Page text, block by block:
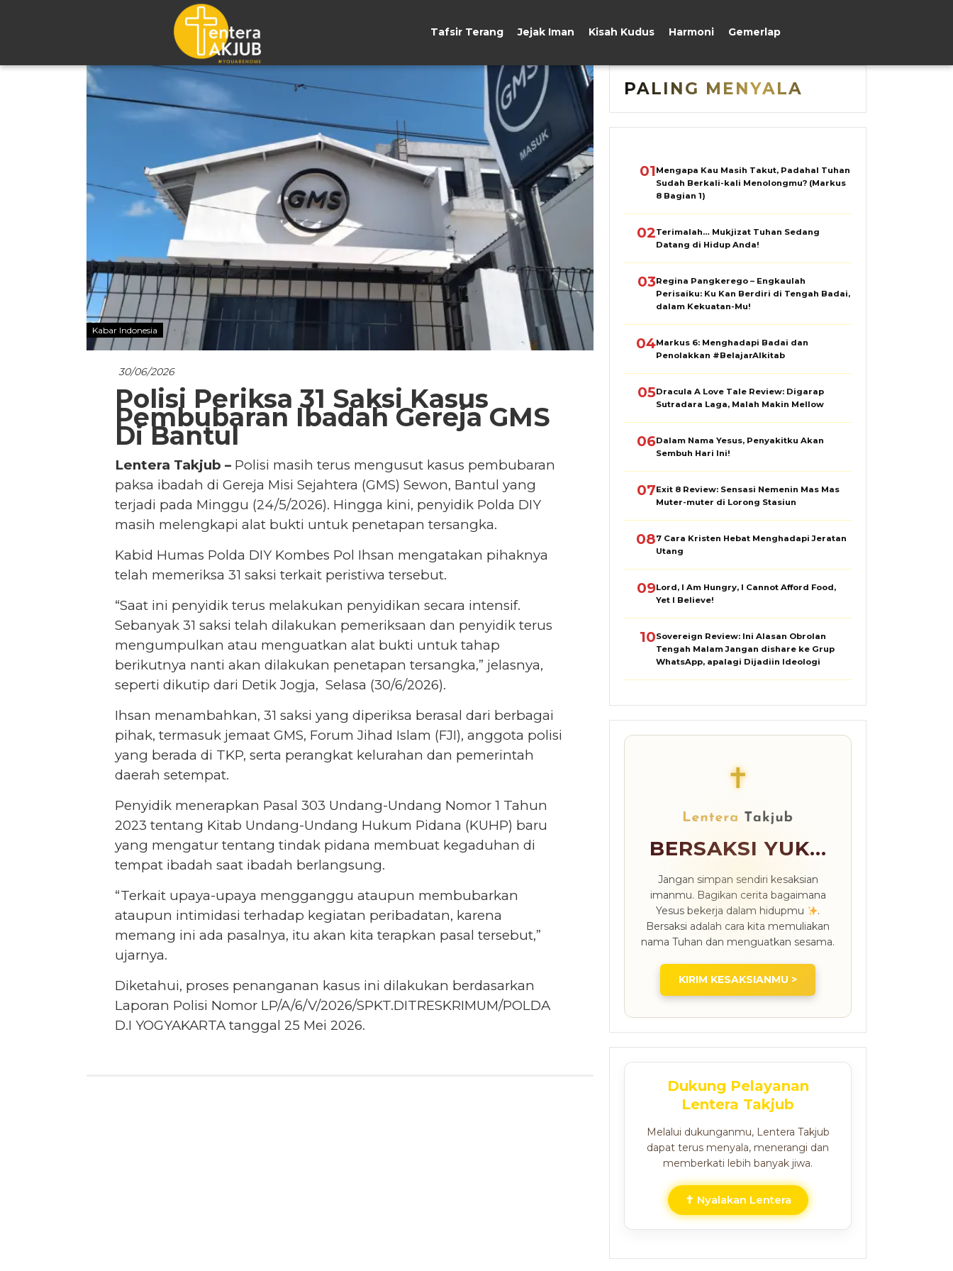
Tafsir Terang Jejak Iman Kisah Kudus Harmoni Gemerlap
Lompat
konten
Kabar Indonesia
30/06/2026
Polisi Periksa 31 Saksi Kasus
Pembubaran Ibadah Gereja GMS
Di Bantul
Lentera Takjub – Polisi masih terus mengusut kasus pembubaran
paksa ibadah di Gereja Misi Sejahtera (GMS) Sewon, Bantul yang
terjadi pada Minggu (24/5/2026). Hingga kini, penyidik Polda DIY
masih melengkapi alat bukti untuk penetapan tersangka.
Kabid Humas Polda DIY Kombes Pol Ihsan mengatakan pihaknya
telah memeriksa 31 saksi terkait peristiwa tersebut.
“Saat ini penyidik terus melakukan penyidikan secara intensif.
Sebanyak 31 saksi telah dilakukan pemeriksaan dan penyidik terus
mengumpulkan atau menguatkan alat bukti untuk tahap
berikutnya nanti akan dilakukan penetapan tersangka,” jelasnya,
seperti dikutip dari Detik Jogja, Selasa (30/6/2026).
Ihsan menambahkan, 31 saksi yang diperiksa berasal dari berbagai
pihak, termasuk jemaat GMS, Forum Jihad Islam (FJI), anggota polisi
yang berada di TKP, serta perangkat kelurahan dan pemerintah
daerah setempat.
Penyidik menerapkan Pasal 303 Undang-Undang Nomor 1 Tahun
2023 tentang Kitab Undang-Undang Hukum Pidana (KUHP) baru
yang mengatur tentang tindak pidana membuat kegaduhan di
tempat ibadah saat ibadah berlangsung.
“Terkait upaya-upaya mengganggu ataupun membubarkan
ataupun intimidasi terhadap kegiatan peribadatan, karena
memang ini ada pasalnya, itu akan kita terapkan pasal tersebut,”
ujarnya.
Diketahui, proses penanganan kasus ini dilakukan berdasarkan
Laporan Polisi Nomor LP/A/6/V/2026/SPKT.DITRESKRIMUM/POLDA
D.I YOGYAKARTA tanggal 25 Mei 2026.
PALING MENYALA
01Mengapa Kau Masih Takut, Padahal Tuhan
Sudah Berkali-kali Menolongmu? (Markus
8 Bagian 1)
02Terimalah… Mukjizat Tuhan Sedang
Datang di Hidup Anda!
03Regina Pangkerego – Engkaulah
Perisaiku: Ku Kan Berdiri di Tengah Badai,
dalam Kekuatan-Mu!
04Markus 6: Menghadapi Badai dan
Penolakkan #BelajarAlkitab
05Dracula A Love Tale Review: Digarap
Sutradara Laga, Malah Makin Mellow
06Dalam Nama Yesus, Penyakitku Akan
Sembuh Hari Ini!
07Exit 8 Review: Sensasi Nemenin Mas Mas
Muter-muter di Lorong Stasiun
087 Cara Kristen Hebat Menghadapi Jeratan
Utang
09Lord, I Am Hungry, I Cannot Afford Food,
Yet I Believe!
10Sovereign Review: Ini Alasan Obrolan
Tengah Malam Jangan dishare ke Grup
WhatsApp, apalagi Dijadiin Ideologi
✝
BERSAKSI YUK...
Jangan simpan sendiri kesaksian
imanmu. Bagikan cerita bagaimana
Yesus bekerja dalam hidupmu
.
Bersaksi adalah cara kita memuliakan
nama Tuhan dan menguatkan sesama.
KIRIM KESAKSIANMU >
Dukung Pelayanan
Lentera Takjub
Melalui dukunganmu, Lentera Takjub
dapat terus menyala, menerangi dan
memberkati lebih banyak jiwa.
✝ Nyalakan Lentera